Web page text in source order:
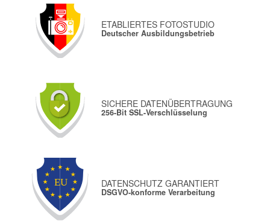
ETABLIERTES FOTOSTUDIO
Deutscher Ausbildungsbetrieb
SICHERE DATENÜBERTRAGUNG
256-Bit SSL-Verschlüsselung
DATENSCHUTZ GARANTIERT
DSGVO-konforme Verarbeitung